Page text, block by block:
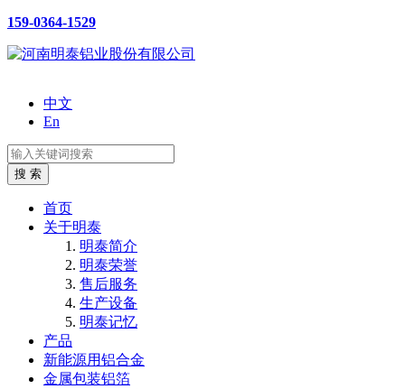
159-0364-1529
中文
En
首页
关于明泰
明泰简介
明泰荣誉
售后服务
生产设备
明泰记忆
产品
新能源用铝合金
金属包装铝箔